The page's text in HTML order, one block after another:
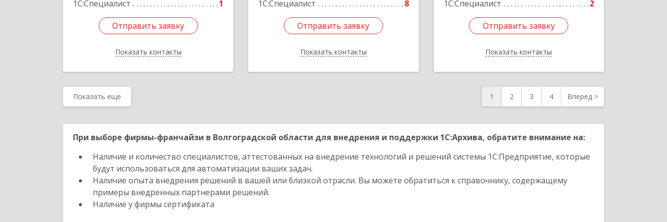
1С:Специалист
1
Отправить заявку
Показать контакты
Отправить заявку
Назад
1С:Специалист
8
Отправить заявку
Показать контакты
Отправить заявку
Назад
1С:Специалист
2
Отправить заявку
Показать контакты
Отправить заявку
Назад
Показать еще 1 2 3 4 Вперед >
При выборе фирмы-франчайзи в Волгоградской области для внедрения и поддержки 1С:Архива, обратите внимание на:
Наличие и количество специалистов, аттестованных на внедрение технологий и решений системы 1С:Предприятие, которые
будут использоваться для автоматизации ваших задач.
Наличие опыта внедрения решений в вашей или близкой отрасли. Вы можете обратиться к справочнику, содержащему
примеры внедренных партнерами решений.
Наличие у фирмы сертификата